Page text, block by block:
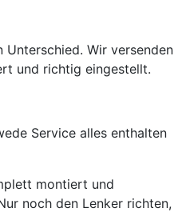
Unterschied. Wir versenden
und richtig eingestellt.
Service alles enthalten
montiert und
noch den Lenker richten,